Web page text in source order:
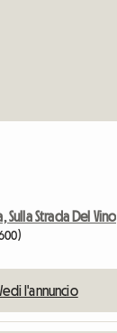
Sulla Strada Del Vino
l'annuncio